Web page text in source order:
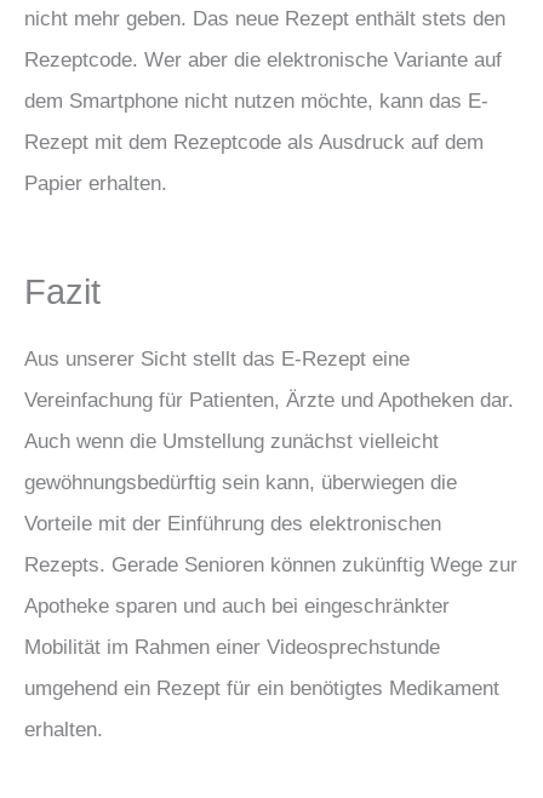
nicht mehr geben. Das neue Rezept enthält stets den
Rezeptcode. Wer aber die elektronische Variante auf
dem Smartphone nicht nutzen möchte, kann das E-
Rezept mit dem Rezeptcode als Ausdruck auf dem
Papier erhalten.
Fazit
Aus unserer Sicht stellt das E-Rezept eine
Vereinfachung für Patienten, Ärzte und Apotheken dar.
Auch wenn die Umstellung zunächst vielleicht
gewöhnungsbedürftig sein kann, überwiegen die
Vorteile mit der Einführung des elektronischen
Rezepts. Gerade Senioren können zukünftig Wege zur
Apotheke sparen und auch bei eingeschränkter
Mobilität im Rahmen einer Videosprechstunde
umgehend ein Rezept für ein benötigtes Medikament
erhalten.